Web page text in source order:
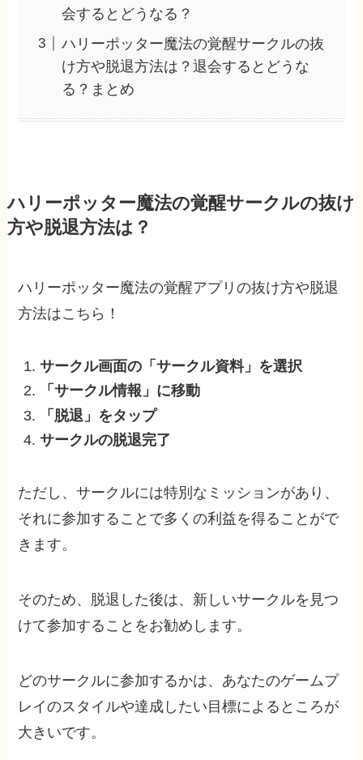
会するとどうなる？
ハリーポッター魔法の覚醒サークルの抜
け方や脱退方法は？退会するとどうな
る？まとめ
ハリーポッター魔法の覚醒サークルの抜け
方や脱退方法は？
ハリーポッター魔法の覚醒アプリの抜け方や脱退
方法はこちら！
サークル画面の「サークル資料」を選択
「サークル情報」に移動
「脱退」をタップ
サークルの脱退完了
ただし、サークルには特別なミッションがあり、
それに参加することで多くの利益を得ることがで
きます。
そのため、脱退した後は、新しいサークルを見つ
けて参加することをお勧めします。
どのサークルに参加するかは、あなたのゲームプ
レイのスタイルや達成したい目標によるところが
大きいです。